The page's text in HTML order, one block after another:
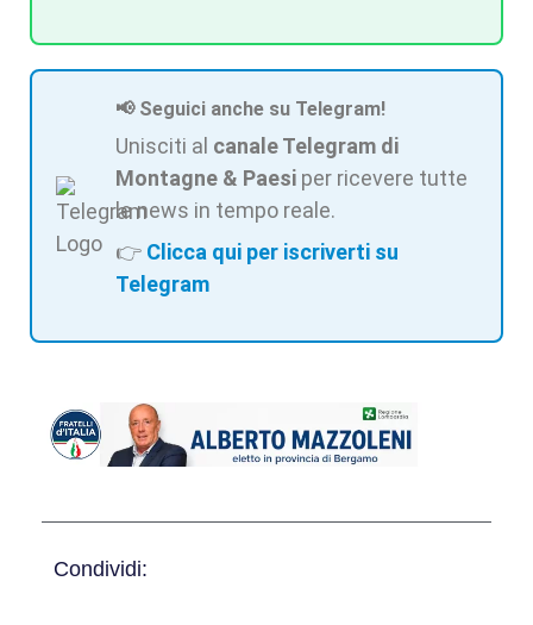
📢 Seguici anche su Telegram!
Unisciti al canale Telegram di
Montagne & Paesi per ricevere tutte
le news in tempo reale.
👉 Clicca qui per iscriverti su
Telegram
Condividi: